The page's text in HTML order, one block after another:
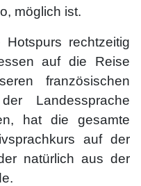
möglich ist.
rechtzeitig
auf die Reise
französischen
Landessprache
hat die gesamte
auf der
natürlich aus der